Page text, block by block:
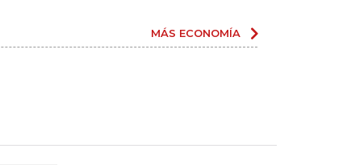
MÁS ECONOMÍA